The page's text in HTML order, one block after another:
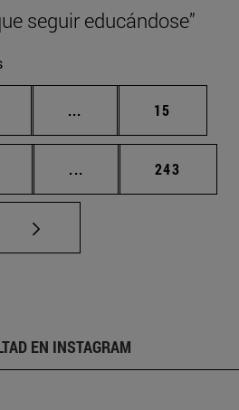
seguir educándose”
... Páginas intermedias
Página
15
... Páginas intermedias
Página
243
EN INSTAGRAM